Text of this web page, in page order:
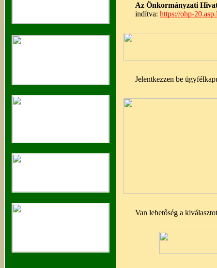
Az Önkormányzati
indítva: https://ohp-
Jelentkezzen be
Van lehetőség a